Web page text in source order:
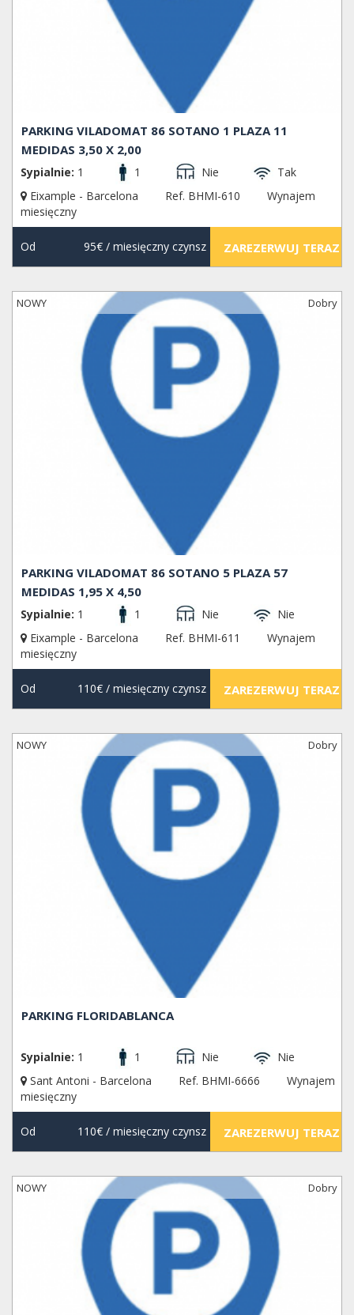
PARKING VILADOMAT 86 SOTANO 1 PLAZA 11
MEDIDAS 3,50 X 2,00
Sypialnie: 1 1 Nie
Tak
Eixample - Barcelona
Ref. BHMI-610
Wynajem
miesięczny
Od 95€/ miesięczny czynsz ZAREZERWUJ TERAZ
NOWY Dobry
PARKING VILADOMAT 86 SOTANO 5 PLAZA 57
MEDIDAS 1,95 X 4,50
Sypialnie: 1 1 Nie
Nie
Eixample - Barcelona
Ref. BHMI-611
Wynajem
miesięczny
Od 110€/ miesięczny czynsz ZAREZERWUJ TERAZ
NOWY Dobry
PARKING FLORIDABLANCA
Sypialnie: 1 1 Nie
Nie
Sant Antoni - Barcelona
Ref. BHMI-6666
Wynajem
miesięczny
Od 110€/ miesięczny czynsz ZAREZERWUJ TERAZ
NOWY Dobry